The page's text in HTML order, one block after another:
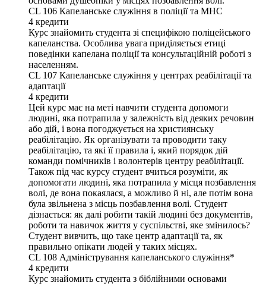
CL 106 Капеланське служіння в поліції та МНС
4 кредити
Курс знайомить студента зі специфікою поліцейського
капеланства. Особлива увага приділяється етиці
поведінки капелана поліції та консультаційній роботі з
населенням.
CL 107 Капеланське служіння у центрах реабілітації та
адаптації
4 кредити
Цей курс має на меті навчити студента допомоги
людині, яка потрапила у залежність від деяких речовин
або дій, і вона погоджується на християнську
реабілітацію. Як організувати та проводити таку
реабілітацію, та які її правила і, який порядок дій
команди помічників і волонтерів центру реабілітації.
Також під час курсу студент вчиться розуміти, як
допомогати людині, яка потрапила у місця позбавлення
волі, де вона покаялася, а можливо й ні, але потім вона
була звільнена з місць позбавлення волі. Студент
дізнається: як далі робити такій людині без документів,
роботи та навичок життя у суспільстві, яке змінилось?
Студент вивчить, що таке центр адаптації та, як
правильно опікати людей у таких місцях.
CL 108 Адміністрування капеланського служіння*
4 кредити
Курс знайомить студента з біблійними основами